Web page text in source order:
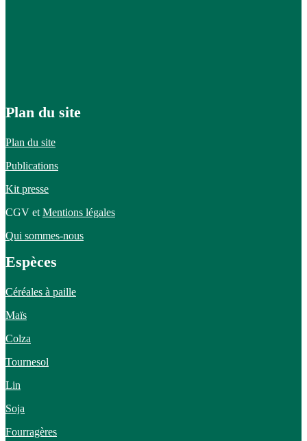
Plan du site
Plan du site
Publications
Kit presse
CGV et Mentions légales
Qui sommes-nous
Espèces
Céréales à paille
Maïs
Colza
Tournesol
Lin
Soja
Fourragères